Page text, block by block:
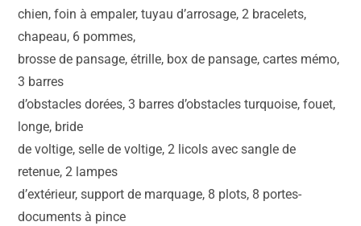
chien, foin à empaler, tuyau d’arrosage, 2 bracelets,
chapeau, 6 pommes,
brosse de pansage, étrille, box de pansage, cartes mémo,
3 barres
d’obstacles dorées, 3 barres d’obstacles turquoise, fouet,
longe, bride
de voltige, selle de voltige, 2 licols avec sangle de
retenue, 2 lampes
d’extérieur, support de marquage, 8 plots, 8 portes-
documents à pince